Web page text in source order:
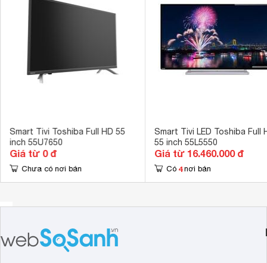
Cổng AV Có cổng
Ứng dụng có sẵn Trình duyệt,
Tích hợp đầu thu kỹ thuật số DVB-T2
Kết nối không dây với điện thoại, máy
tính bảng
Chiếu màn
Kết nối Bàn phím, chuột Có thể kết
Công nghệ hình ảnh CEVO
Tần số quét thực 200Hz
Kích thước có chân, đặt bàn 124.1 x 75.2
Trọng lượng có chân
Smart Tivi Toshiba Full HD 55
inch 55U7650
Giá từ 0 đ
Chưa có nơi bán
Smart Tivi LED Toshiba Full
55 inch 55L5550
Giá từ 16.460.000 đ
Có 4 nơi bán